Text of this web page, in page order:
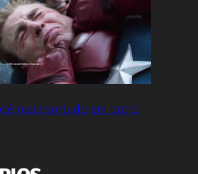
mais sortudo em outro